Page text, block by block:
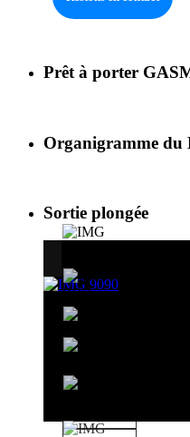
Prêt à porter
Organigramme du
Sortie plongée